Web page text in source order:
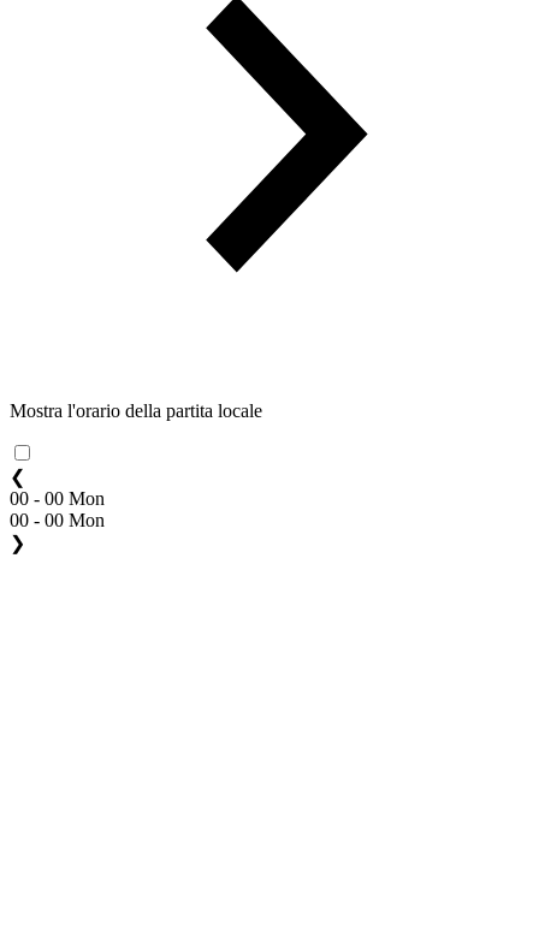
Mostra l'orario della partita locale
❮
00 - 00 Mon
00 - 00 Mon
❯